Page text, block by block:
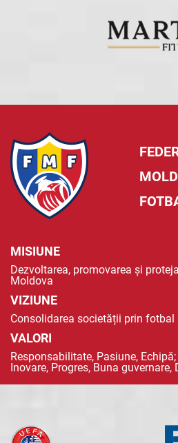
MISIUNE
Dezvoltarea, promovarea și
Moldova
VIZIUNE
Consolidarea societății prin fotbal
VALORI
Responsabilitate, Pasiune, Echipă;
Inovare, Progres, Buna